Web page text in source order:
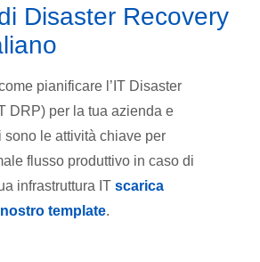
Disaster Recovery
pianificare l’IT Disaster
DRP) per la tua azienda e
le attività chiave per
flusso produttivo in caso di
infrastruttura IT scarica
template.